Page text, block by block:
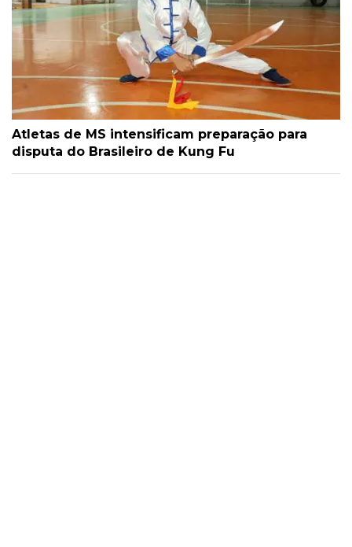
Atletas de MS intensificam preparação para
disputa do Brasileiro de Kung Fu